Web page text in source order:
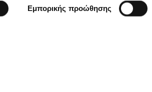
Εμπορικής προώθησης